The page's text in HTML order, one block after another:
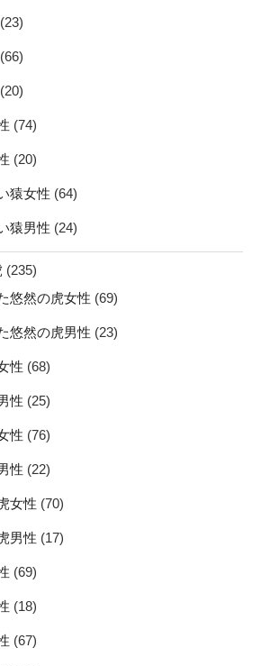
(23)
(66)
(20)
(74)
(20)
猿女性 (64)
猿男性 (24)
(235)
悠然の虎女性 (69)
悠然の虎男性 (23)
性 (68)
性 (25)
性 (76)
性 (22)
女性 (70)
男性 (17)
(69)
(18)
(67)